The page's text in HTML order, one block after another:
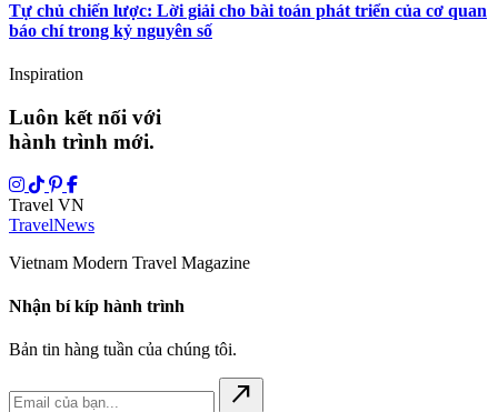
Tự chủ chiến lược: Lời giải cho bài toán phát triển của cơ quan
báo chí trong kỷ nguyên số
Inspiration
Luôn kết nối với
hành trình mới.
Travel VN
TravelNews
Vietnam Modern Travel Magazine
Nhận bí kíp hành trình
Bản tin hàng tuần của chúng tôi.
north_east